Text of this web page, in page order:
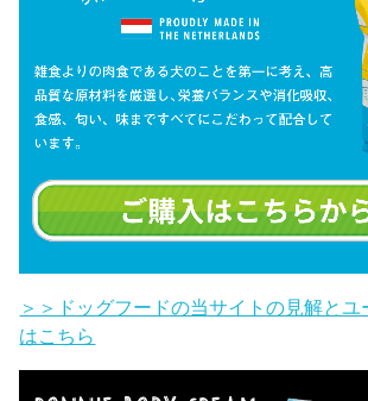
＞＞ドッグフードの当サイトの見解とユ
はこちら